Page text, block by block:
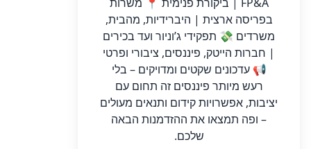
בפריסה ארצית | היברידיות, מהבית,
משרדים 💸 תפקידי ג’וניור ועד בכירים
| חברות הייטק, פיננסים, ציבורי ופרטי
📢 עדכונים שקטים ומדויקים – בלי
רעש מיותר פיננסים זה תחום עם
יציבות, אפשרויות קידום ותנאים מעולים
– ופה תמצאו את ההזדמנות הבאה
שלכם.